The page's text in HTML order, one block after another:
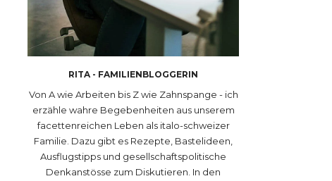
RITA - FAMILIENBLOGGERIN
Von A wie Arbeiten bis Z wie Zahnspange - ich
erzähle wahre Begebenheiten aus unserem
facettenreichen Leben als italo-schweizer
Familie. Dazu gibt es Rezepte, Bastelideen,
Ausflugstipps und gesellschaftspolitische
Denkanstösse zum Diskutieren. In den